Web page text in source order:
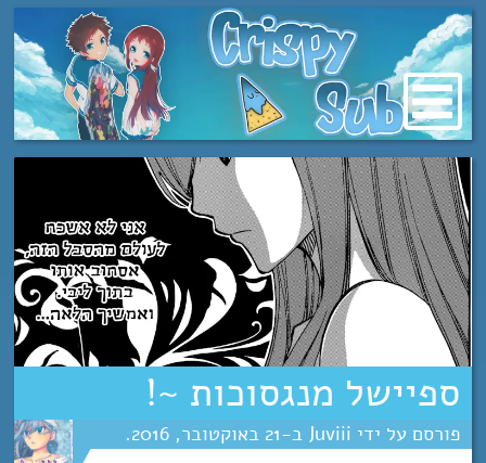
מעבר
לתוכן
ספיישל מנגסוכות ~!
Juviii
21 אוקטובר 2016